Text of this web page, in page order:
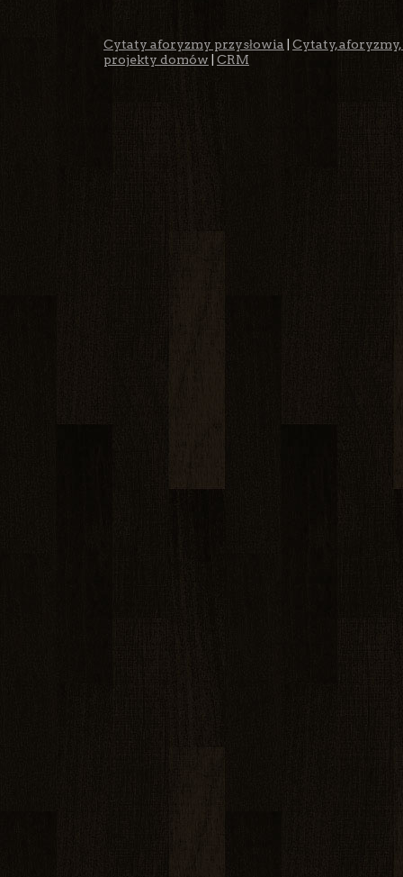
Cytaty aforyzmy przysłowia
Cytaty,
projekty domów
CRM